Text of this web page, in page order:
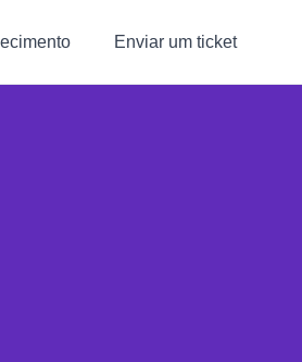
Enviar um ticket